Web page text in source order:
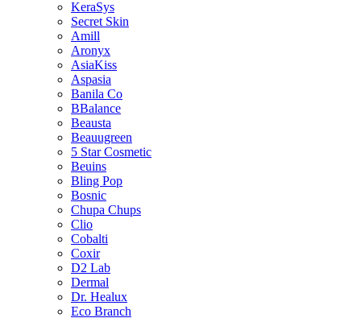
KeraSys
Secret Skin
Amill
Aronyx
AsiaKiss
Aspasia
Banila Co
BBalance
Beausta
Beauugreen
5 Star Cosmetic
Beuins
Bling Pop
Bosnic
Chupa Chups
Clio
Cobalti
Coxir
D2 Lab
Dermal
Dr. Healux
Eco Branch